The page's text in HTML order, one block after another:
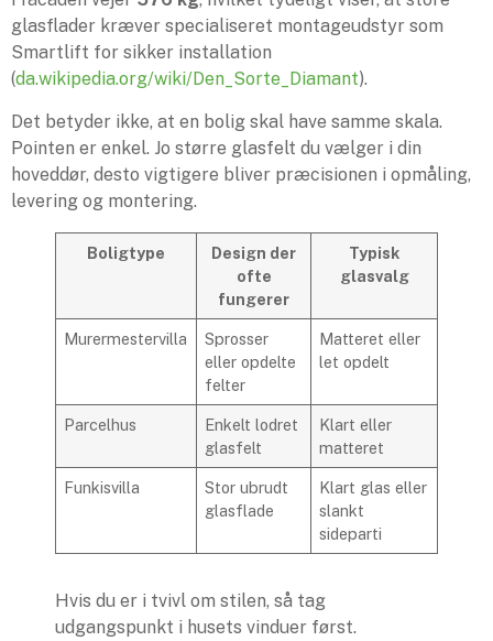
glasflader kræver specialiseret montageudstyr som
Smartlift for sikker installation
(da.wikipedia.org/wiki/Den_Sorte_Diamant).
Det betyder ikke, at en bolig skal have samme skala.
Pointen er enkel. Jo større glasfelt du vælger i din
hoveddør, desto vigtigere bliver præcisionen i opmåling,
levering og montering.
Boligtype
Design der
ofte
fungerer
Typisk
glasvalg
Murermestervilla
Sprosser
eller opdelte
felter
Matteret eller
let opdelt
Parcelhus
Enkelt lodret
glasfelt
Klart eller
matteret
Funkisvilla
Stor ubrudt
glasflade
Klart glas eller
slankt
sideparti
Hvis du er i tvivl om stilen, så tag
udgangspunkt i husets vinduer først.